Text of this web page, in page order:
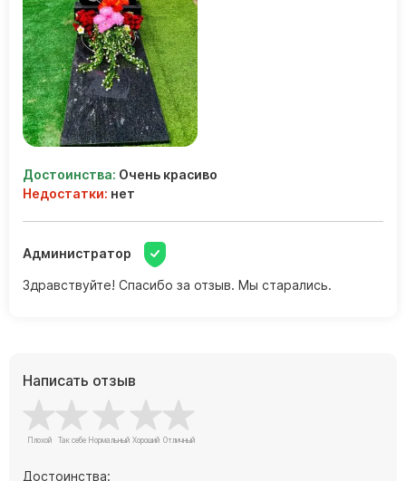
Достоинства: Очень красиво
Недостатки: нет
Администратор
Здравствуйте! Спасибо за отзыв. Мы старались.
Написать отзыв
Достоинства: